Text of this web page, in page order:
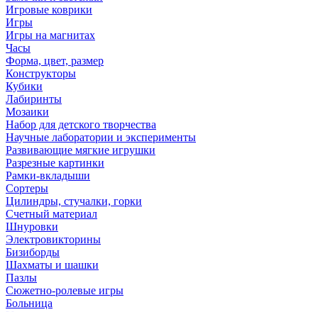
Игровые коврики
Игры
Игры на магнитах
Часы
Форма, цвет, размер
Конструкторы
Кубики
Лабиринты
Мозаики
Набор для детского творчества
Научные лаборатории и эксперименты
Развивающие мягкие игрушки
Разрезные картинки
Рамки-вкладыши
Сортеры
Цилиндры, стучалки, горки
Счетный материал
Шнуровки
Электровикторины
Бизиборды
Шахматы и шашки
Пазлы
Сюжетно-ролевые игры
Больница